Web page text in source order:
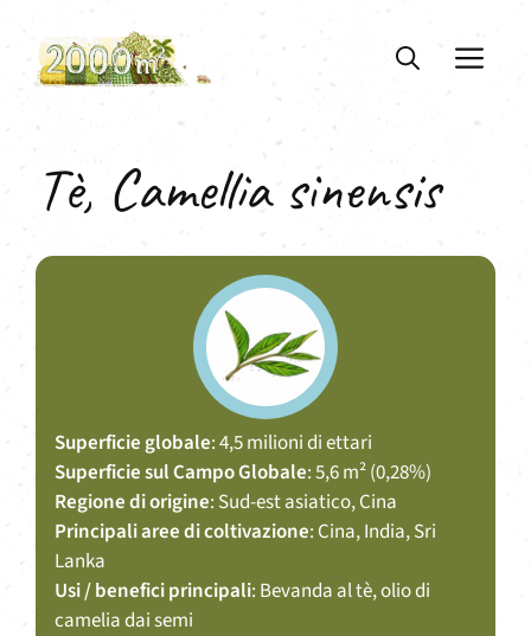
contenuto
Tè, Camellia sinensis
Superficie globale: 4,5 milioni di ettari
Superficie sul Campo Globale: 5,6 m² (0,28%)
Regione di origine: Sud-est asiatico, Cina
Principali aree di coltivazione: Cina, India, Sri
Lanka
Usi / benefici principali: Bevanda al tè, olio di
camelia dai semi